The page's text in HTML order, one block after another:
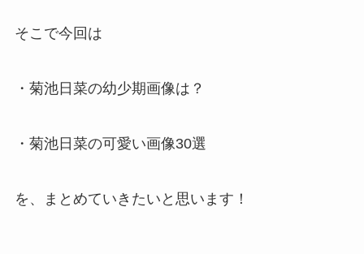
そこで今回は
・菊池日菜の幼少期画像は？
・菊池日菜の可愛い画像30選
を、まとめていきたいと思います！